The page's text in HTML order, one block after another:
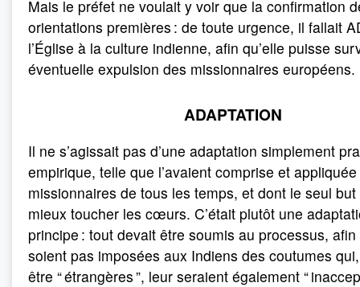
Mais le préfet ne voulait y voir que la confirmation
orientations premières : de toute urgence, il fallait
l’Église à la culture indienne, afin qu’elle puisse
éventuelle expulsion des missionnaires européens.
ADAPTATION
Il ne s’agissait pas d’une adaptation simplement
empirique, telle que l’avaient comprise et
missionnaires de tous les temps, et dont le seul
mieux toucher les cœurs. C’était plutôt une
principe : tout devait être soumis au processus,
soient pas imposées aux Indiens des coutumes
être “ étrangères ”, leur seraient également “